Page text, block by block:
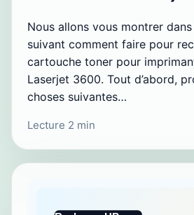
Nous allons vous montrer
suivant comment faire pour
cartouche toner pour
Laserjet 3600. Tout d’abord,
choses suivantes…
Lecture 2 min